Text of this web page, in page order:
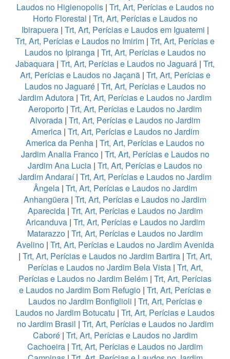
Laudos no Higienopolis| Trt, Art, Perícias e Laudos no
Horto Florestal | Trt, Art, Perícias e Laudos no
Ibirapuera| Trt, Art, Perícias e Laudos em Iguatemi |
Trt, Art, Perícias e Laudos no Imirim | Trt, Art, Perícias e
Laudos no Ipiranga| Trt, Art, Perícias e Laudos no
Jabaquara | Trt, Art, Perícias e Laudos no Jaguará | Trt,
Art, Perícias e Laudos no Jaçanã| Trt, Art, Perícias e
Laudos no Jaguaré| Trt, Art, Perícias e Laudos no
Jardim Adutora | Trt, Art, Perícias e Laudos no Jardim
Aeroporto | Trt, Art, Perícias e Laudos no Jardim
Alvorada | Trt, Art, Perícias e Laudos no Jardim
America| Trt, Art, Perícias e Laudos no Jardim
America da Penha | Trt, Art, Perícias e Laudos no
Jardim Analia Franco| Trt, Art, Perícias e Laudos no
Jardim Ana Lucia | Trt, Art, Perícias e Laudos no
Jardim Andaraí| Trt, Art, Perícias e Laudos no Jardim
Ângela| Trt, Art, Perícias e Laudos no Jardim
Anhangüera | Trt, Art, Perícias e Laudos no Jardim
Aparecida| Trt, Art, Perícias e Laudos no Jardim
Aricanduva| Trt, Art, Perícias e Laudos no Jardim
Matarazzo | Trt, Art, Perícias e Laudos no Jardim
Avelino| Trt, Art, Perícias e Laudos no Jardim Avenida
| Trt, Art, Perícias e Laudos no Jardim Bartira| Trt, Art,
Perícias e Laudos no Jardim Bela Vista| Trt, Art,
Perícias e Laudos no Jardim Belém | Trt, Art, Perícias
e Laudos no Jardim Bom Refugio | Trt, Art, Perícias e
Laudos no Jardim Bonfiglioli | Trt, Art, Perícias e
Laudos no Jardim Botucatu | Trt, Art, Perícias e Laudos
no Jardim Brasil | Trt, Art, Perícias e Laudos no Jardim
Caboré| Trt, Art, Perícias e Laudos no Jardim
Cachoeira | Trt, Art, Perícias e Laudos no Jardim